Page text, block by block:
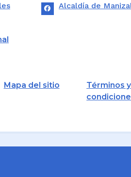
Alcaldía de
Mapa del sitio
Términos y